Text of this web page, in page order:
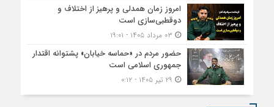
امروز زمان همدلی و پرهیز از اختلاف و
دوقطبی‌سازی است
حضور مردم در «حماسه خیابان» پشتوانه اقتدار
جمهوری اسلامی است